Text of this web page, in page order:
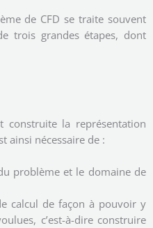
de CFD se traite souvent
trois grandes étapes, dont
construite la représentation
ainsi nécessaire de :
problème et le domaine de
calcul de façon à pouvoir y
c’est-à-dire construire